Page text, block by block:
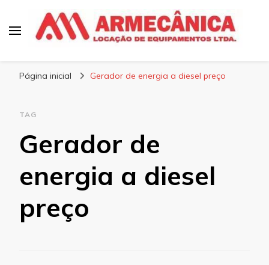
Página inicial Gerador de energia a diesel preço
TAG
Gerador de
energia a diesel
preço